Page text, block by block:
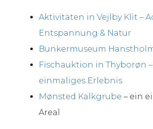
Aktivitäten in Vejlby Klit –
Entspannung & Natur
Bunkermuseum
Fischauktion in Thyborøn
einmaliges Erlebnis
Mønsted Kalkgrube – ein
Areal